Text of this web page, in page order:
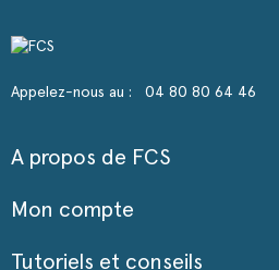
Appelez-nous au : 04 80 80 64 46
A propos de FCS
Mon compte
Tutoriels et conseils